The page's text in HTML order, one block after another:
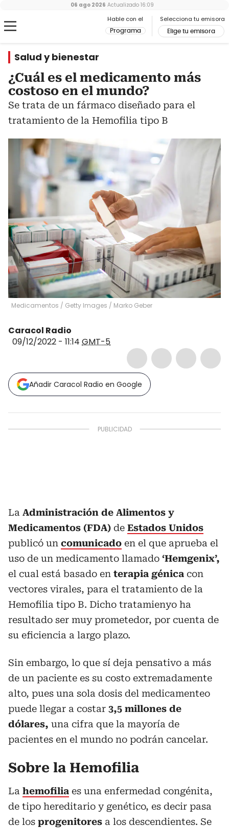
Hable con el
Programa
Selecciona tu emisora
Elige tu emisora
06 ago 2026 Actualizado 16:09
Salud y bienestar
¿Cuál es el medicamento más
costoso en el mundo?
Se trata de un fármaco diseñado para el
tratamiento de la Hemofilia tipo B
Medicamentos / Getty Images / Marko Geber
Caracol Radio
09/12/2022 - 11:14 GMT-5
Añadir Caracol Radio en Google
La Administración de Alimentos y
Medicamentos (FDA) de Estados Unidos
publicó un comunicado en el que aprueba el
uso de un medicamento llamado ‘Hemgenix’,
el cual está basado en terapia génica con
vectores virales, para el tratamiento de la
Hemofilia tipo B. Dicho tratamienyo ha
resultado ser muy prometedor, por cuenta de
su eficiencia a largo plazo.
Sin embargo, lo que sí deja pensativo a más
de un paciente es su costo extremadamente
alto, pues una sola dosis del medicamenteo
puede llegar a costar 3,5 millones de
dólares, una cifra que la mayoría de
pacientes en el mundo no podrán cancelar.
Sobre la Hemofilia
La hemofilia es una enfermedad congénita,
de tipo hereditario y genético, es decir pasa
de los progenitores a los descendientes. Se